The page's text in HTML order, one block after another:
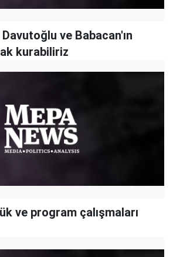
ve Babacan'ın
kurabiliriz
ve program çalışmaları